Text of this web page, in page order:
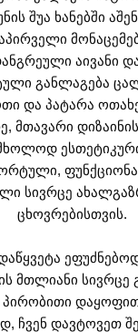
შუა ხანებში
აივანი
განლაგება
და პატარა
მთავარი
სივრცე
ცხოვრებისთვის.
მთლიანი
ჩვენ დავტოვეთ